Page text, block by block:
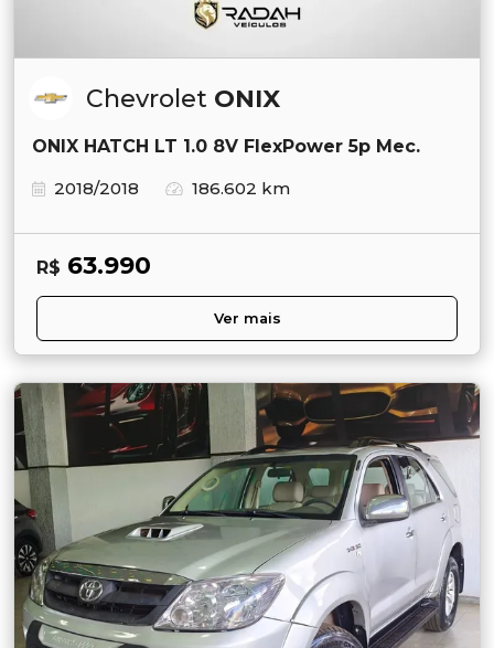
Chevrolet ONIX
ONIX HATCH LT 1.0 8V FlexPower 5p Mec.
2018/2018
186.602 km
R$ 63.990
Ver mais